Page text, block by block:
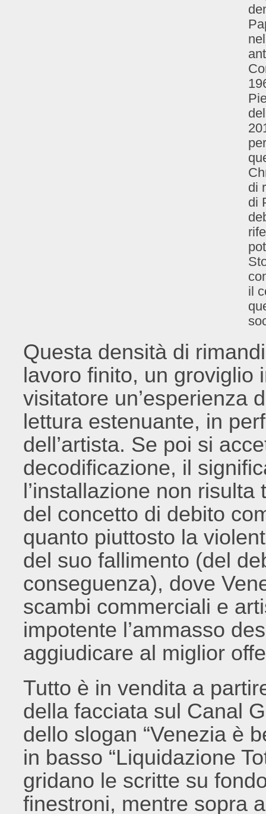
di
di
il
Questa densità di
lavoro finito, un groviglio
visitatore un’esperienza
lettura estenuante, in
dell’artista. Se poi si
decodificazione, il
l’installazione non risulta
del concetto di debito
quanto piuttosto la
del suo fallimento (del
conseguenza), dove
scambi commerciali e
impotente l’ammasso
aggiudicare al miglior
Tutto è in vendita a
della facciata sul Canal
dello slogan “Venezia è
in basso “Liquidazione
gridano le scritte su
finestroni, mentre sopra